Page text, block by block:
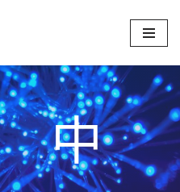
中